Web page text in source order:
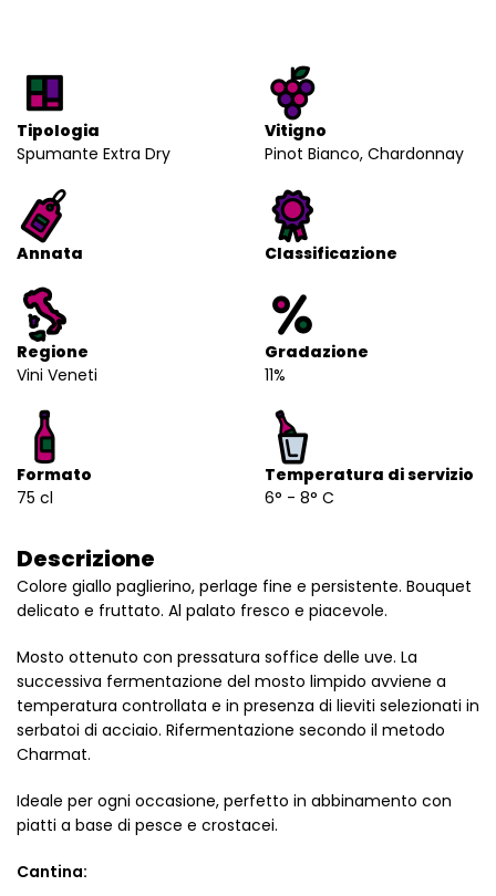
Tipologia
Spumante Extra Dry
Vitigno
Pinot Bianco, Chardonnay
Annata Classificazione
Regione
Vini Veneti
Gradazione
11%
Formato
75 cl
Temperatura di servizio
6° - 8° C
Descrizione
Colore giallo paglierino, perlage fine e persistente. Bouquet
delicato e fruttato. Al palato fresco e piacevole.
Mosto ottenuto con pressatura soffice delle uve. La
successiva fermentazione del mosto limpido avviene a
temperatura controllata e in presenza di lieviti selezionati in
serbatoi di acciaio. Rifermentazione secondo il metodo
Charmat.
Ideale per ogni occasione, perfetto in abbinamento con
piatti a base di pesce e crostacei.
Cantina: